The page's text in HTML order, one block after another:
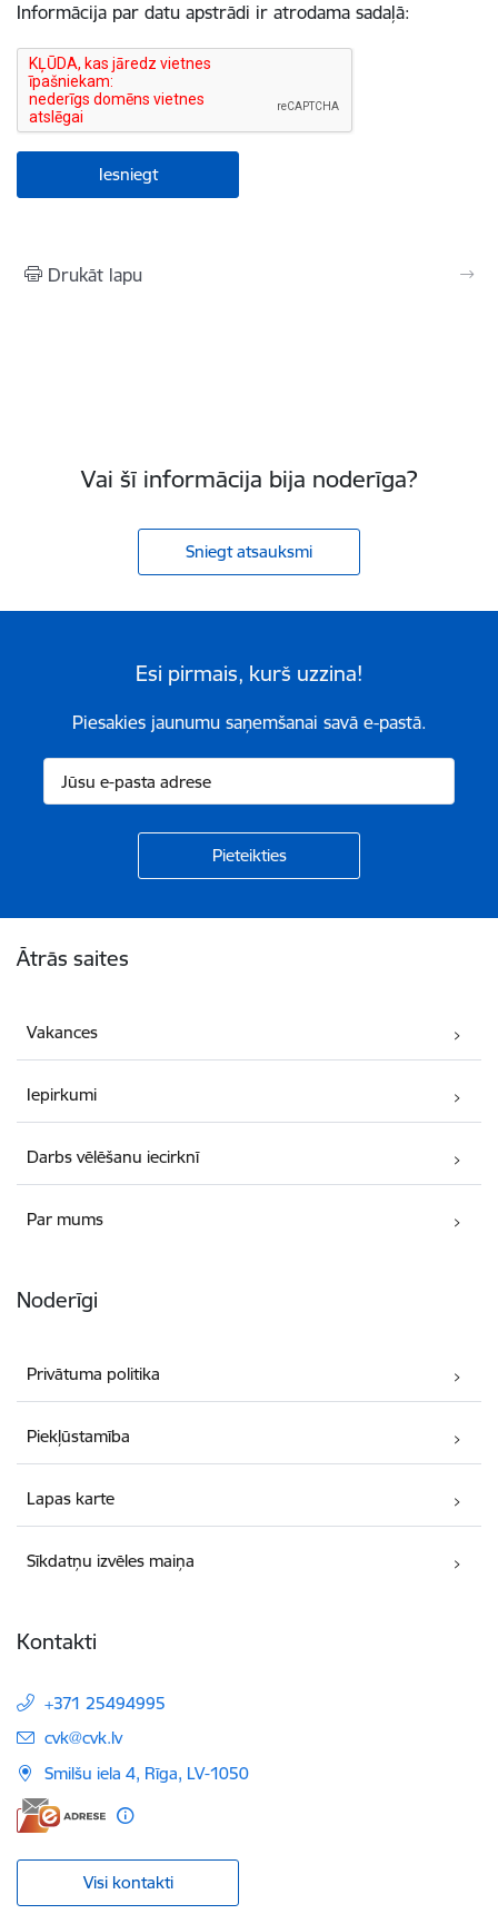
Informācija par datu apstrādi ir atrodama sadaļā:
Drukāt lapu
Vai šī informācija bija noderīga?
Sniegt atsauksmi
Esi pirmais, kurš uzzina!
Piesakies jaunumu saņemšanai savā e-pastā.
Ātrās saites
Vakances
Iepirkumi
Darbs vēlēšanu iecirknī
Par mums
Noderīgi
Privātuma politika
Piekļūstamība
Lapas karte
Sīkdatņu izvēles maiņa
Kontakti
+371 25494995
E-pasts:
cvk@cvk.lv
Smilšu iela 4, Rīga, LV-1050
Visi kontakti